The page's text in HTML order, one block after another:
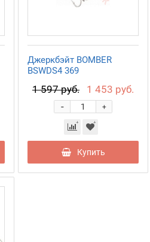
Джеркбэйт BOMBER
BSWDS4 369
1 597 руб. 1 453 руб.
+
-
Купить